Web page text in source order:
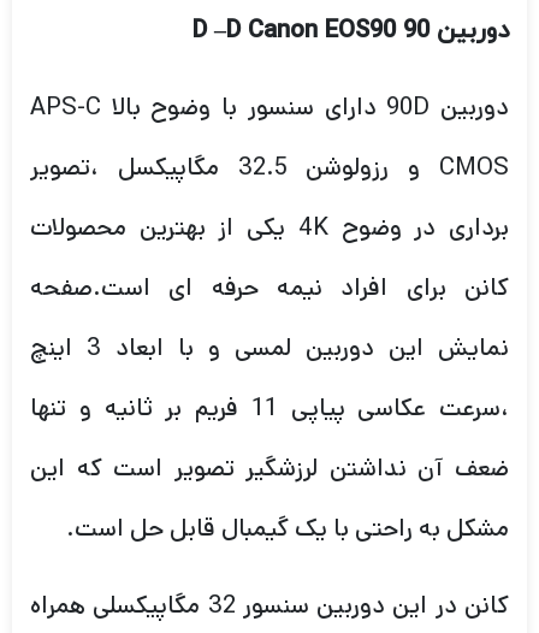
دوربین90 D
–D Canon EOS90
دوربین 90D دارای سنسور با وضوح بالا APS-C
CMOS و رزولوشن 32.5 مگاپیکسل ،تصویر
برداری در وضوح 4K یکی از بهترین محصولات
کانن برای افراد نیمه حرفه ای است.صفحه
نمایش این دوربین لمسی و با ابعاد 3 اینچ
،سرعت عکاسی پیاپی 11 فریم بر ثانیه و تنها
ضعف آن نداشتن لرزشگیر تصویر است که این
مشکل به راحتی با یک گیمبال قابل حل است.
کانن در این دوربین سنسور 32 مگاپیکسلی همراه